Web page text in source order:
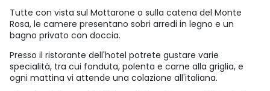
Tutte con vista sul Mottarone o sulla catena del Monte
Rosa, le camere presentano sobri arredi in legno e un
bagno privato con doccia.
Presso il ristorante dell'hotel potrete gustare varie
specialità, tra cui fonduta, polenta e carne alla griglia, e
ogni mattina vi attende una colazione all'italiana.